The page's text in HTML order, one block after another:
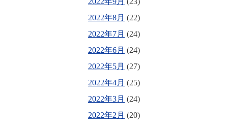
2022年8月 (22)
2022年7月 (24)
2022年6月 (24)
2022年5月 (27)
2022年4月 (25)
2022年3月 (24)
2022年2月 (20)